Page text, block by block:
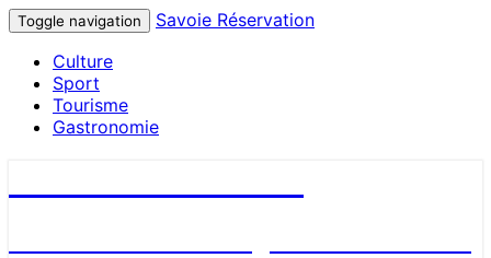
Toggle navigation
Savoie Réservation
Culture
Sport
Tourisme
Gastronomie